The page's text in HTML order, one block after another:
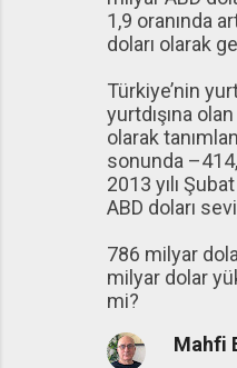
1,9 oranında
doları olarak
Türkiye’nin
yurtdışına
olarak
sonunda
2013 yılı
ABD doları
786 milyar
milyar dolar
mi?
Mahfi